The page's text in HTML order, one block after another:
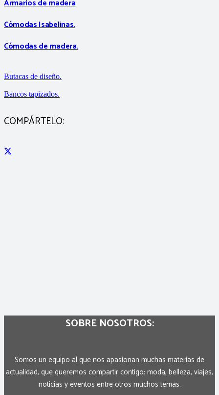
Armarios de madera
Cómodas Isabelinas.
Cómodas de madera.
Butacas de diseño.
Bancos tapizados.
COMPÁRTELO:
SOBRE NOSOTROS:
Somos un equipo al que nos apasionan muchas materias de
actualidad, que queremos compartir contigo: moda, belleza, viajes,
noticias y eventos entre otros muchos temas.